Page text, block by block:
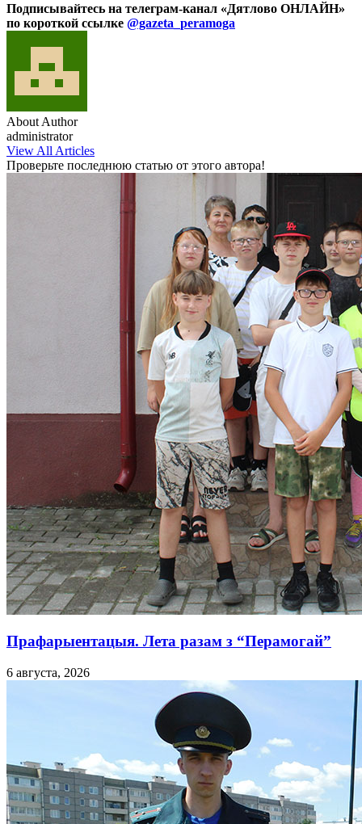
Подписывайтесь на телеграм-канал «Дятлово ОНЛАЙН»
по короткой ссылке @gazeta_peramoga
About Author
administrator
View All Articles
Проверьте последнюю статью от этого автора!
Прафарыентацыя. Лета разам з “Перамогай”
6 августа, 2026